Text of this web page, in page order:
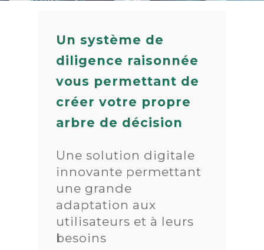
Un système de
diligence raisonnée
vous permettant de
créer votre propre
arbre de décision
Une solution digitale
innovante permettant
une grande
adaptation aux
utilisateurs et à leurs
besoins
FAQ
Ressources
Contact
Rendez-vous